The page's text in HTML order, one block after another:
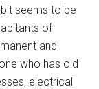
seems to be
of
and
who has old
electrical